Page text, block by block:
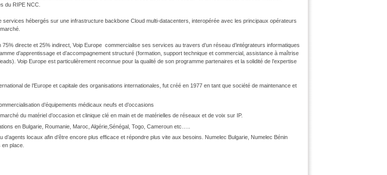
du RIPE NCC.
services hébergés sur une infrastructure backbone Cloud multi-datacenters, interopérée avec les principaux opérateurs
directe et 25% indirect, Voip Europe commercialise ses services au travers d’un réseau d’intégrateurs informatiques
d’apprentissage et d’accompagnement structuré (formation, support technique et commercial, assistance à maîtrise
Voip Europe est particulièrement reconnue pour la qualité de son programme partenaires et la solidité de l’expertise
de l’Europe et capitale des organisations internationales, fut créé en 1977 en tant que société de maintenance et
d’équipements médicaux neufs et d’occasions
du matériel d’occasion et clinique clé en main et de matérielles de réseaux et de voix sur IP.
en Bulgarie, Roumanie, Maroc, Algérie,Sénégal, Togo, Cameroun etc…..
d’agents locaux afin d’être encore plus efficace et répondre plus vite aux besoins. Numelec Bulgarie, Numelec Bénin
place.